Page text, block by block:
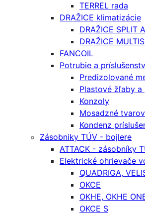
TERREL rada
DRAŽICE klimatizácie
DRAŽICE SPLIT
DRAŽICE
FANCOIL
Potrubie a
Predizolované
Plastové žľaby a
Konzoly
Mosadzné
Kondenz
Zásobniky TÚV - bojlere
ATTACK - zásobníky
Elektrické ohrievače
QUADRIGA,
OKCE
OKHE, OKHE
OKCE S